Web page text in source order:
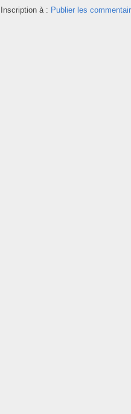
Inscription à : Publier les